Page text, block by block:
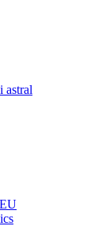
astral